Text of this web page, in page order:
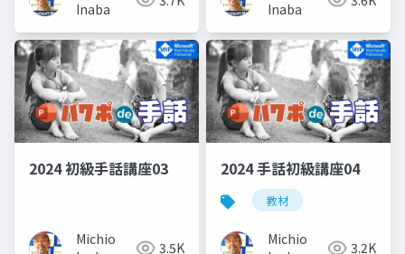
Inaba Inaba
2024 初級手話講座03
Michio
3.5K
2024 手話初級講座04
教材
Michio
3.2K